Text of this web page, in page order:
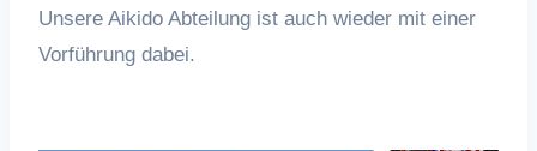
Unsere Aikido Abteilung ist auch wieder mit einer
Vorführung dabei.